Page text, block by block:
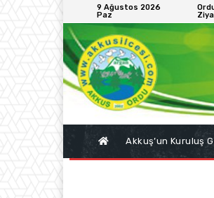
9 Ağustos 2026
Paz
Akkuş’un Kuruluş